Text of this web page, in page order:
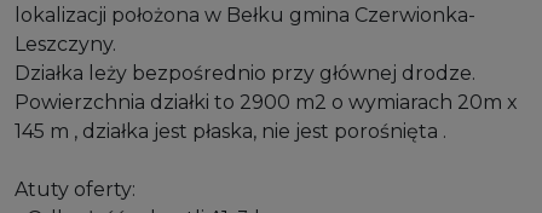
lokalizacji położona w Bełku gmina Czerwionka-
Leszczyny.
Działka leży bezpośrednio przy głównej drodze.
Powierzchnia działki to 2900 m2 o wymiarach 20m x
145 m , działka jest płaska, nie jest porośnięta .
Atuty oferty: